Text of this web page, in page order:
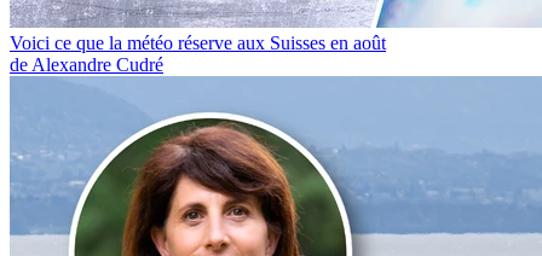
Voici ce que la météo réserve aux Suisses en août
de Alexandre Cudré